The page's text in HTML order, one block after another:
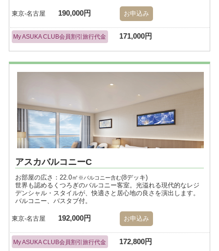
東京-名古屋 190,000円 お申込み
My ASUKA CLUB会員割引旅行代金 171,000円
アスカバルコニーC
お部屋の広さ：22.0㎡ ※バルコニー含む(8デッキ)
世界も認めるくつろぎのバルコニー客室。光溢れる現代的なレジ
デンシャル・スタイルが、快適さと居心地の良さを演出します。
バルコニー、バスタブ付。
東京-名古屋 192,000円 お申込み
My ASUKA CLUB会員割引旅行代金 172,800円